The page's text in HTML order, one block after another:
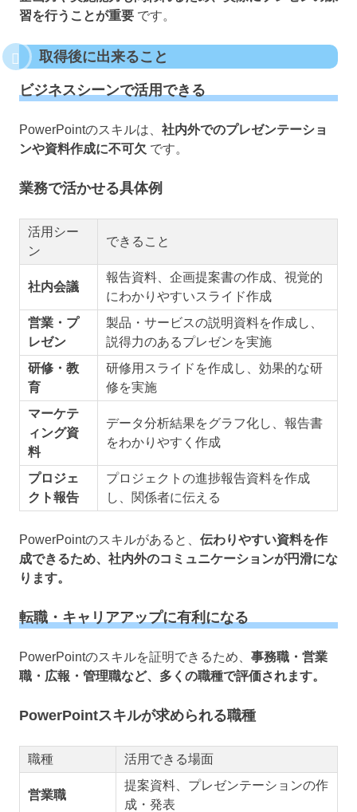
習を行うことが重要 です。
取得後に出来ること
ビジネスシーンで活用できる
PowerPointのスキルは、 社内外でのプレゼンテーショ
ンや資料作成に不可欠 です。
業務で活かせる具体例
活用シー
ン
できること
社内会議
報告資料、企画提案書の作成、視覚的
にわかりやすいスライド作成
営業・プ
レゼン
製品・サービスの説明資料を作成し、
説得力のあるプレゼンを実施
研修・教
育
研修用スライドを作成し、効果的な研
修を実施
マーケテ
ィング資
料
データ分析結果をグラフ化し、報告書
をわかりやすく作成
プロジェ
クト報告
プロジェクトの進捗報告資料を作成
し、関係者に伝える
PowerPointのスキルがあると、 伝わりやすい資料を作
成できるため、社内外のコミュニケーションが円滑にな
ります。
転職・キャリアアップに有利になる
PowerPointのスキルを証明できるため、 事務職・営業
職・広報・管理職など、多くの職種で評価されます。
PowerPointスキルが求められる職種
職種 活用できる場面
営業職
提案資料、プレゼンテーションの作
成・発表